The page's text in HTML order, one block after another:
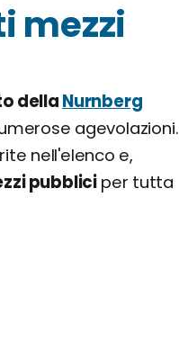
mezzi
della Nurnberg
agevolazioni.
nell'elenco e,
pubblici per tutta